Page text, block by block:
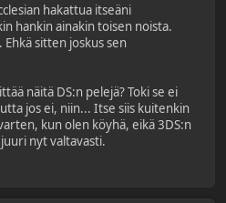
hakattua itseäni
hankin ainakin toisen noista.
sitten joskus sen
näitä DS:n pelejä? Toki se ei
jos ei, niin... Itse siis kuitenkin
kun olen köyhä, eikä 3DS:n
nyt valtavasti.